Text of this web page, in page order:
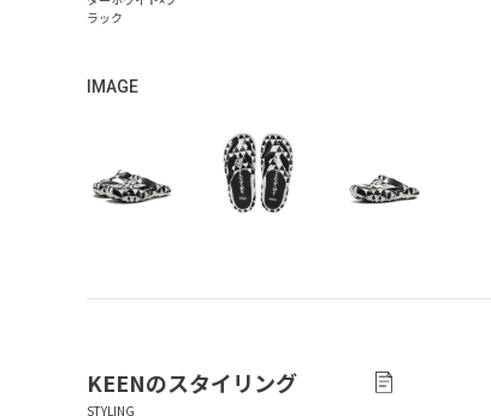
IMAGE
KEENのスタイリング